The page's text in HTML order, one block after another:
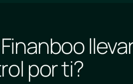
Finanboo
por ti?